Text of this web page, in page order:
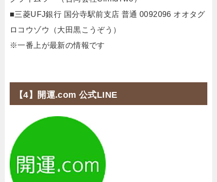
■三菱UFJ銀行 国分寺駅前支店 普通 0092096 オオタグ
ロコウゾウ（大田黒こうぞう）
※一番上が最新の情報です
【4】開運.com 公式LINE